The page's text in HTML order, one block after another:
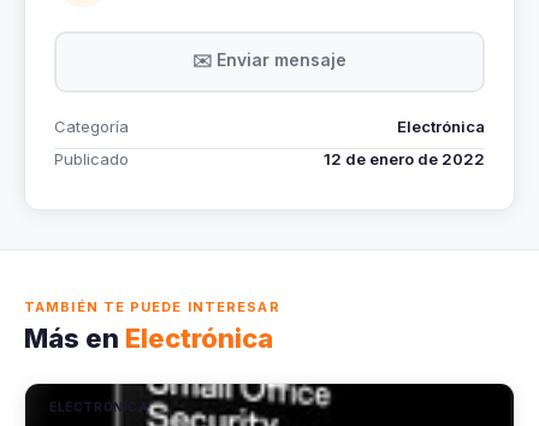
✉️ Enviar mensaje
Categoría
Electrónica
Publicado
12 de enero de 2022
TAMBIÉN TE PUEDE INTERESAR
Más en Electrónica
ELECTRÓNICA